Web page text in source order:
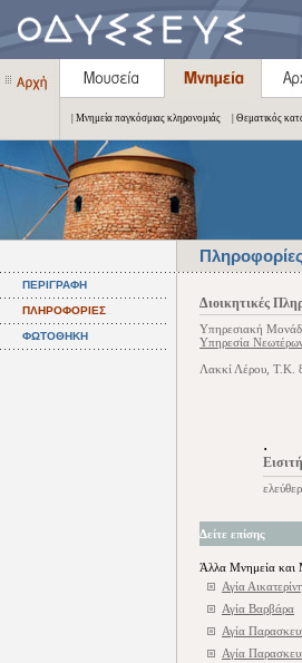
| Μνημεία παγκόσμιας κληρονομιάς | Θεματικός
Πληροφορίες
ΠΕΡΙΓΡΑΦΗ
ΠΛΗΡΟΦΟΡΙΕΣ
ΦΩΤΟΘΗΚΗ
Διοικητικές
Υπηρεσιακή
Υπηρεσία
Λακκί Λέρου, Τ.Κ.
.
Δείτε επίσης
Άλλα Μνημεία και
Αγία
Αγία Βαρβάρα
Αγία
Αγία